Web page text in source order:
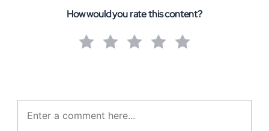
How would you rate this content?